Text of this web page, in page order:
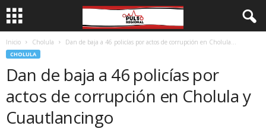
Inicio Cholula Dan de baja a 46 policías por actos de corrupción en Cholula...
CHOLULA
Dan de baja a 46 policías por
actos de corrupción en Cholula y
Cuautlancingo